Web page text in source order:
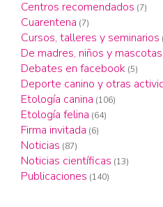
Centros recomendados (7)
Cuarentena (7)
Cursos, talleres y seminarios
De madres, niños y mascotas
Debates en facebook (5)
Deporte canino y otras
Etología canina (106)
Etología felina (64)
Firma invitada (6)
Noticias (87)
Noticias científicas (13)
Publicaciones (140)